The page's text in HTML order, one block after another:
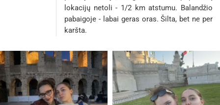
lokacijų netoli - 1/2 km atstumu. Balandžio
pabaigoje - labai geras oras. Šilta, bet ne per
karšta.